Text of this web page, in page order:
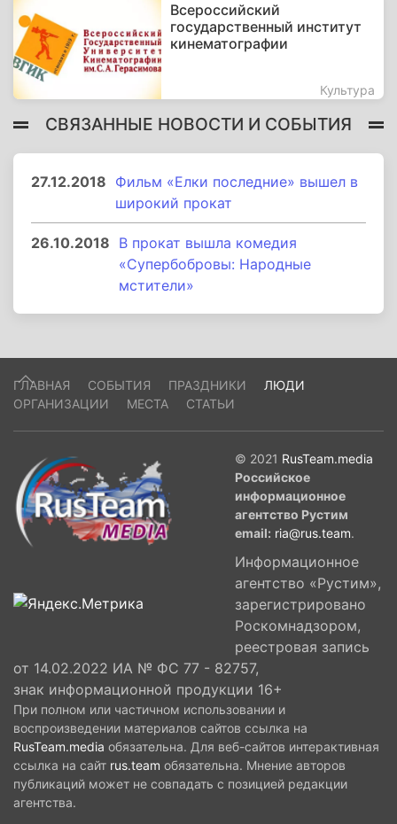
Всероссийский
государственный институт
кинематографии
Культура
СВЯЗАННЫЕ НОВОСТИ И СОБЫТИЯ
27.12.2018 Фильм «Елки последние» вышел в
широкий прокат
26.10.2018 В прокат вышла комедия
«Супербобровы: Народные
мстители»
ГЛАВНАЯ СОБЫТИЯ ПРАЗДНИКИ
ЛЮДИ
ОРГАНИЗАЦИИ
МЕСТА СТАТЬИ
© 2021 RusTeam.media
Российское
информационное
агентство Рустим
email: ria@rus.team.
Информационное
агентство «Рустим»,
зарегистрировано
Роскомнадзором,
реестровая запись
от 14.02.2022 ИА № ФС 77 - 82757,
знак информационной продукции 16+
При полном или частичном использовании и
воспроизведении материалов сайтов ссылка на
RusTeam.media обязательна. Для веб-сайтов интерактивная
ссылка на сайт rus.team обязательна. Мнение авторов
публикаций может не совпадать с позицией редакции
агентства.